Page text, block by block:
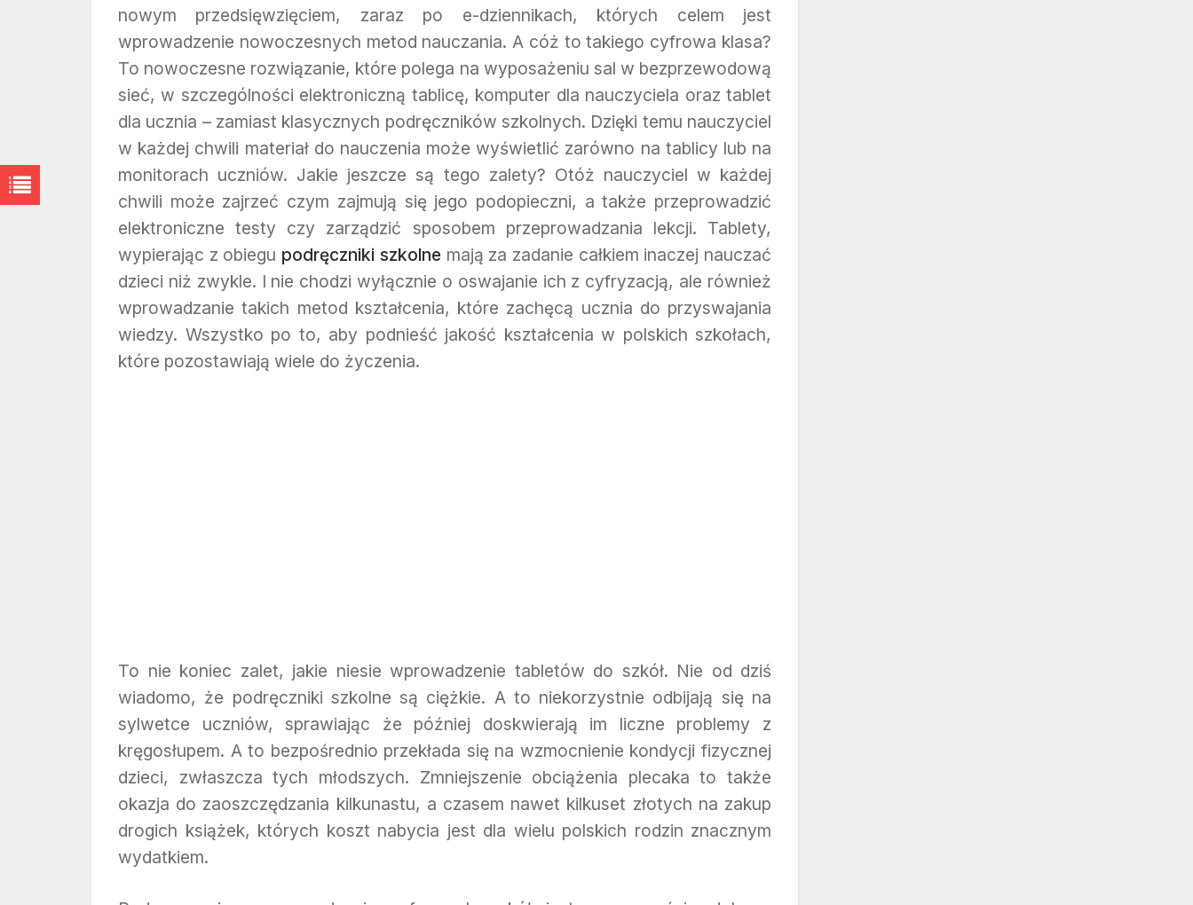
nowym przedsięwzięciem, zaraz po e-dziennikach, których celem jest
wprowadzenie nowoczesnych metod nauczania. A cóż to takiego cyfrowa klasa?
To nowoczesne rozwiązanie, które polega na wyposażeniu sal w bezprzewodową
sieć, w szczególności elektroniczną tablicę, komputer dla nauczyciela oraz tablet
dla ucznia – zamiast klasycznych podręczników szkolnych. Dzięki temu nauczyciel
w każdej chwili materiał do nauczenia może wyświetlić zarówno na tablicy lub na
monitorach uczniów. Jakie jeszcze są tego zalety? Otóż nauczyciel w każdej
chwili może zajrzeć czym zajmują się jego podopieczni, a także przeprowadzić
elektroniczne testy czy zarządzić sposobem przeprowadzania lekcji. Tablety,
wypierając z obiegu podręczniki szkolne mają za zadanie całkiem inaczej nauczać
dzieci niż zwykle. I nie chodzi wyłącznie o oswajanie ich z cyfryzacją, ale również
wprowadzanie takich metod kształcenia, które zachęcą ucznia do przyswajania
wiedzy. Wszystko po to, aby podnieść jakość kształcenia w polskich szkołach,
które pozostawiają wiele do życzenia.
To nie koniec zalet, jakie niesie wprowadzenie tabletów do szkół. Nie od dziś
wiadomo, że podręczniki szkolne są ciężkie. A to niekorzystnie odbijają się na
sylwetce uczniów, sprawiając że później doskwierają im liczne problemy z
kręgosłupem. A to bezpośrednio przekłada się na wzmocnienie kondycji fizycznej
dzieci, zwłaszcza tych młodszych. Zmniejszenie obciążenia plecaka to także
okazja do zaoszczędzania kilkunastu, a czasem nawet kilkuset złotych na zakup
drogich książek, których koszt nabycia jest dla wielu polskich rodzin znacznym
wydatkiem.